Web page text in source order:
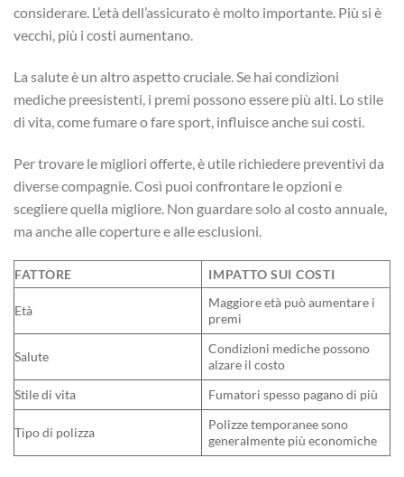
considerare. L’età dell’assicurato è molto importante. Più si è
vecchi, più i costi aumentano.
La salute è un altro aspetto cruciale. Se hai condizioni
mediche preesistenti, i premi possono essere più alti. Lo stile
di vita, come fumare o fare sport, influisce anche sui costi.
Per trovare le migliori offerte, è utile richiedere preventivi da
diverse compagnie. Così puoi confrontare le opzioni e
scegliere quella migliore. Non guardare solo al costo annuale,
ma anche alle coperture e alle esclusioni.
FATTORE IMPATTO SUI COSTI
Età
Maggiore età può aumentare i
premi
Salute
Condizioni mediche possono
alzare il costo
Stile di vita
Fumatori spesso pagano di più
Tipo di polizza
Polizze temporanee sono
generalmente più economiche